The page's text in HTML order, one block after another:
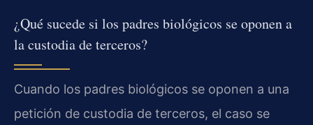
¿Qué sucede si los padres biológicos se oponen a
la custodia de terceros?
Cuando los padres biológicos se oponen a una
petición de custodia de terceros, el caso se